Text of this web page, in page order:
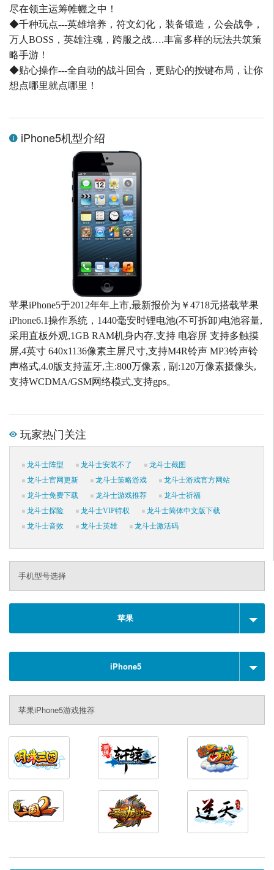
尽在领主运筹帷幄之中！
◆千种玩点---英雄培养，符文幻化，装备锻造，公会战争，
万人BOSS，英雄注魂，跨服之战….丰富多样的玩法共筑策
略手游！
◆贴心操作---全自动的战斗回合，更贴心的按键布局，让你
想点哪里就点哪里！
iPhone5机型介绍
苹果iPhone5于2012年年上市,最新报价为￥4718元搭载苹果
iPhone6.1操作系统，1440毫安时锂电池(不可拆卸)电池容量,
采用直板外观,1GB RAM机身内存,支持 电容屏 支持多触摸
屏,4英寸 640x1136像素主屏尺寸,支持M4R铃声 MP3铃声铃
声格式,4.0版支持蓝牙,主:800万像素 , 副:120万像素摄像头,
支持WCDMA/GSM网络模式,支持gps。
玩家热门关注
龙斗士阵型 龙斗士安装不了
龙斗士截图
龙斗士官网更新
龙斗士策略游戏
龙斗士游戏官方网站
龙斗士免费下载
龙斗士游戏推荐
龙斗士祈福
龙斗士探险
龙斗士VIP特权
龙斗士简体中文版下载
龙斗士音效
龙斗士英雄 龙斗士激活码
手机型号选择
苹果
iPhone5
苹果iPhone5游戏推荐